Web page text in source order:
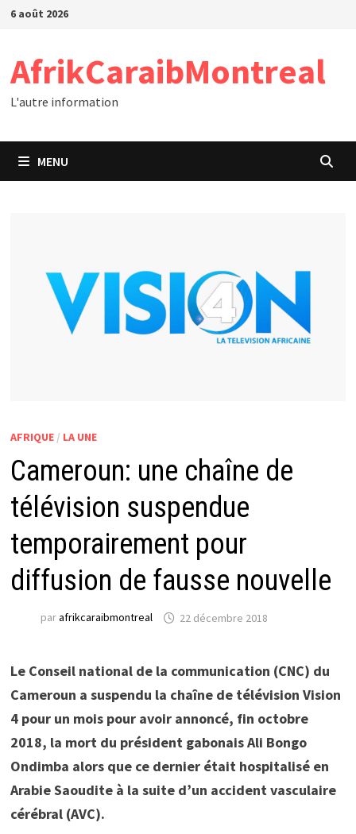
Passer
6 août 2026
AfrikCaraibMontreal
L'autre information
MENU
AFRIQUE/ LA UNE
Cameroun: une chaîne de
télévision suspendue
temporairement pour
diffusion de fausse nouvelle
parafrikcaraibmontreal 22 décembre 2018
Le Conseil national de la communication (CNC) du
Cameroun a suspendu la chaîne de télévision Vision
4 pour un mois pour avoir annoncé, fin octobre
2018, la mort du président gabonais Ali Bongo
Ondimba alors que ce dernier était hospitalisé en
Arabie Saoudite à la suite d’un accident vasculaire
cérébral (AVC).